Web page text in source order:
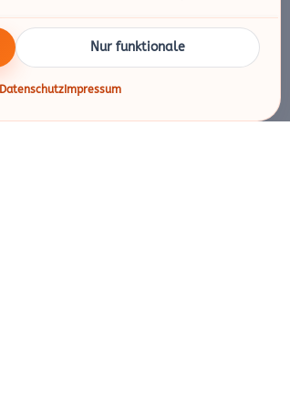
Nur funktionale
Datenschutz Impressum